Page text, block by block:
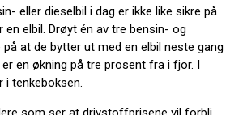
eller dieselbil i dag er ikke like sikre på
en elbil. Drøyt én av tre bensin- og
at de bytter ut med en elbil neste gang
en økning på tre prosent fra i fjor. I
i tenkeboksen.